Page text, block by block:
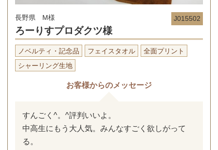
J015502
長野県 M様
ろーりすプロダクツ様
ノベルティ・記念品 フェイスタオル
全面プリント
シャーリング生地
お客様からのメッセージ
すんごく^。^評判いいよ。
中高生にもう大人気。みんなすごく欲しがって
る。